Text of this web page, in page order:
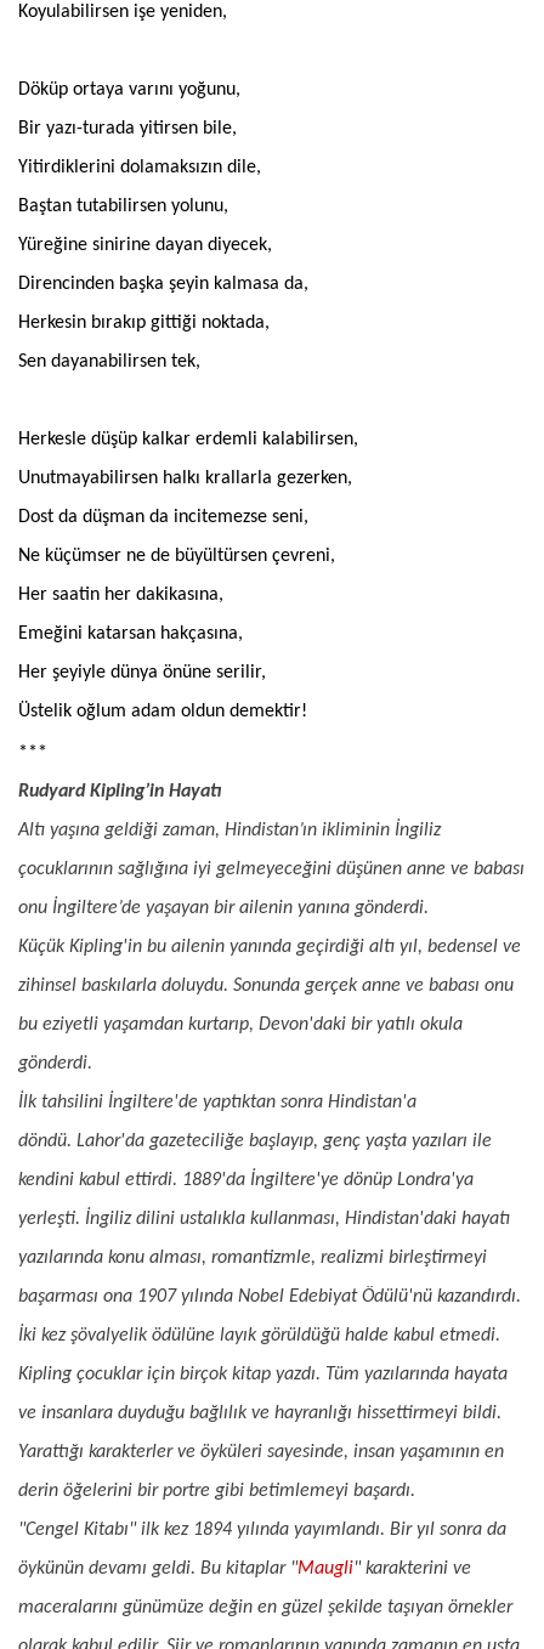
Koyulabilirsen işe yeniden,
Döküp ortaya varını yoğunu,
Bir yazı-turada yitirsen bile,
Yitirdiklerini dolamaksızın dile,
Baştan tutabilirsen yolunu,
Yüreğine sinirine dayan diyecek,
Direncinden başka şeyin kalmasa da,
Herkesin bırakıp gittiği noktada,
Sen dayanabilirsen tek,
Herkesle düşüp kalkar erdemli kalabilirsen,
Unutmayabilirsen halkı krallarla gezerken,
Dost da düşman da incitemezse seni,
Ne küçümser ne de büyültürsen çevreni,
Her saatin her dakikasına,
Emeğini katarsan hakçasına,
Her şeyiyle dünya önüne serilir,
Üstelik oğlum adam oldun demektir!
***
Rudyard Kipling’in Hayatı
Altı yaşına geldiği zaman, Hindistan’ın ikliminin İngiliz
çocuklarının sağlığına iyi gelmeyeceğini düşünen anne ve babası
onu İngiltere’de yaşayan bir ailenin yanına gönderdi.
Küçük Kipling'in bu ailenin yanında geçirdiği altı yıl, bedensel ve
zihinsel baskılarla doluydu. Sonunda gerçek anne ve babası onu
bu eziyetli yaşamdan kurtarıp, Devon'daki bir yatılı okula
gönderdi.
İlk tahsilini İngiltere'de yaptıktan sonra Hindistan'a
döndü. Lahor'da gazeteciliğe başlayıp, genç yaşta yazıları ile
kendini kabul ettirdi. 1889'da İngiltere'ye dönüp Londra'ya
yerleşti. İngiliz dilini ustalıkla kullanması, Hindistan'daki hayatı
yazılarında konu alması, romantizmle, realizmi birleştirmeyi
başarması ona 1907 yılında Nobel Edebiyat Ödülü'nü kazandırdı.
İki kezşövalyelik ödülüne layık görüldüğü halde kabul etmedi.
Kipling çocuklar için birçok kitap yazdı. Tüm yazılarında hayata
ve insanlara duyduğu bağlılık ve hayranlığı hissettirmeyi bildi.
Yarattığı karakterler ve öyküleri sayesinde, insan yaşamının en
derin öğelerini bir portre gibi betimlemeyi başardı.
"Cengel Kitabı" ilk kez 1894 yılında yayımlandı. Bir yıl sonra da
öykünün devamı geldi. Bu kitaplar "Maugli" karakterini ve
maceralarını günümüze değin en güzel şekilde taşıyan örnekler